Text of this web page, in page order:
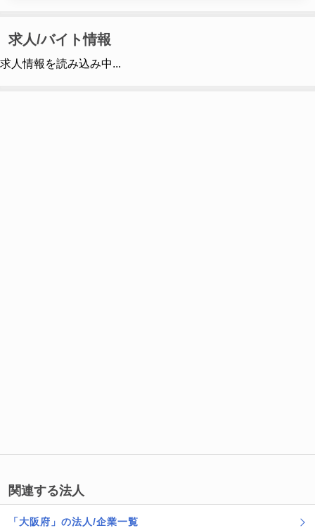
求人/バイト情報
求人情報を読み込み中...
関連する法人
「大阪府」の法人/企業一覧